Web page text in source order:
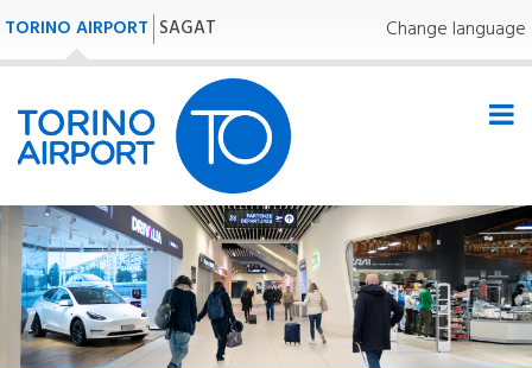
TORINO AIRPORT SAGAT Change language